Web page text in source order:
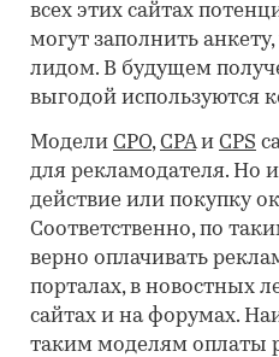
всех этих сайтах
могут заполнить
лидом. В будущем
выгодой используются
Модели CPO,CPAи CPS
для рекламодателя. Но и
действие или покупку
Соответственно, по
верно оплачивать
порталах, в новостных
сайтах и на форумах.
таким моделям оплаты